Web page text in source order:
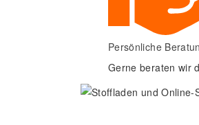
Persönliche
Gerne beraten wir